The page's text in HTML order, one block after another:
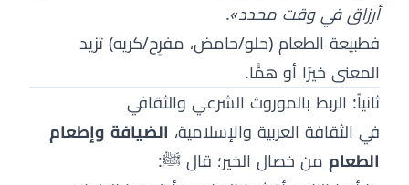
أرزاق في وقت محدد».
فطبيعة الطعام (حلو/حامض، مفرِح/كريه) تزيد
المعنى خيرًا أو همًّا.
ثانياً: الربط بالموروث الشرعي والثقافي
في الثقافة العربية والإسلامية، الضيافة وإطعام
الطعام من خصال الخير؛ قال ﷺ: